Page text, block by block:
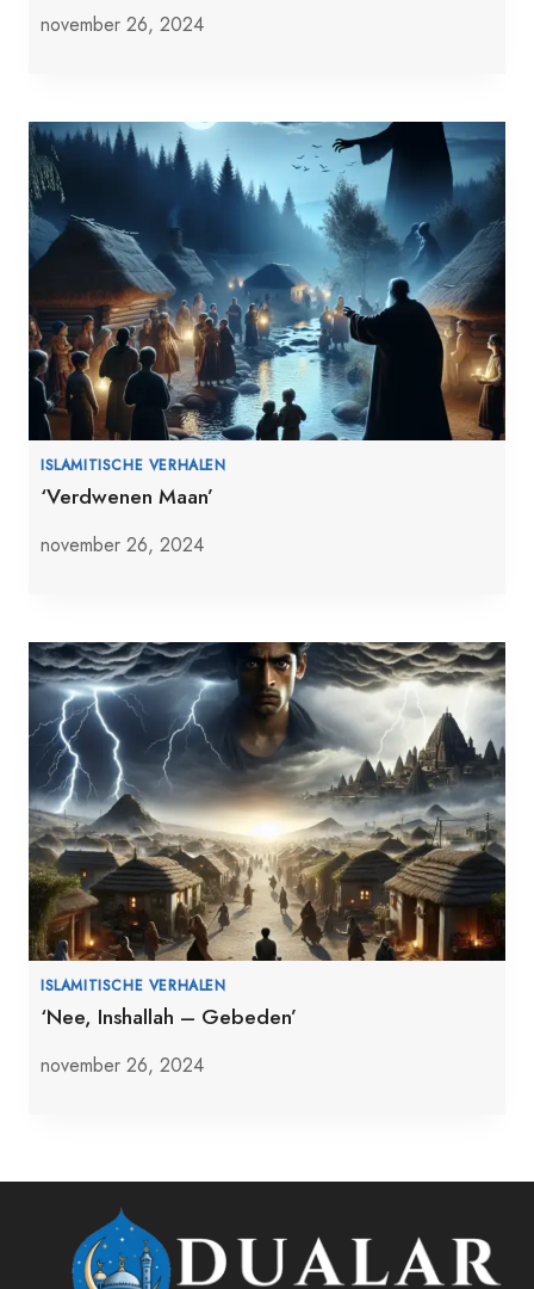
november 26, 2024
ISLAMITISCHE VERHALEN
‘Verdwenen Maan’
november 26, 2024
ISLAMITISCHE VERHALEN
‘Nee, Inshallah – Gebeden’
november 26, 2024